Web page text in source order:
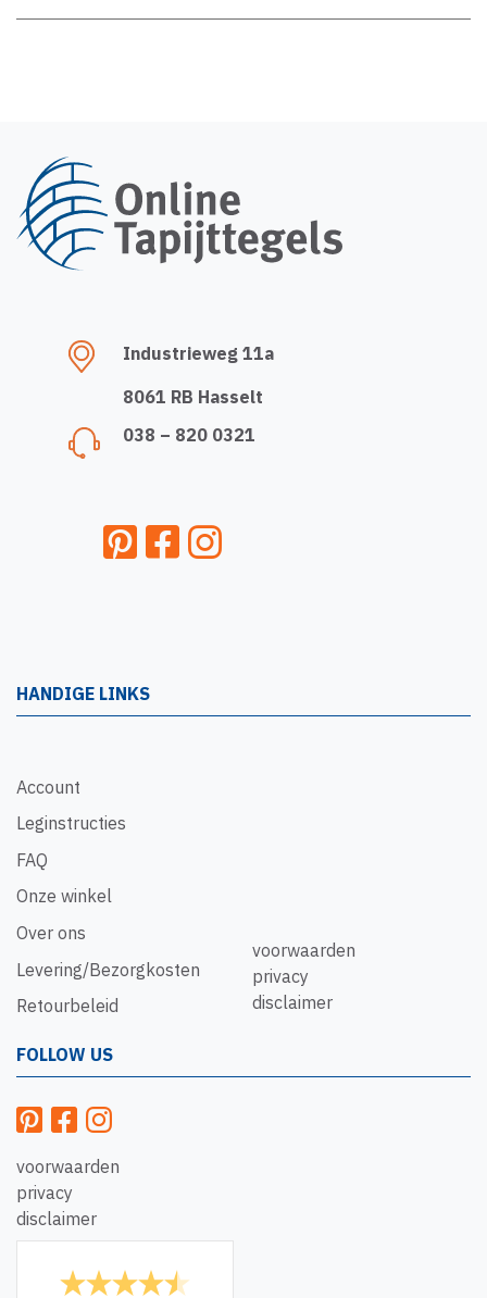
Industrieweg 11a
8061 RB Hasselt
038 – 820 0321
HANDIGE LINKS
Account
Leginstructies
FAQ
Onze winkel
Over ons
Levering/Bezorgkosten
Retourbeleid
voorwaarden
privacy
disclaimer
FOLLOW US
voorwaarden
privacy
disclaimer